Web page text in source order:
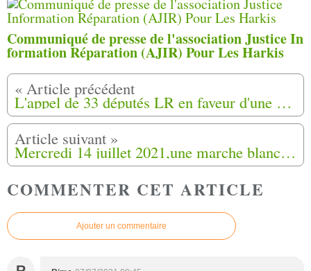
Communiqué de presse de l'association Justice In
formation Réparation (AJIR) Pour Les Harkis
L'appel de 33 députés LR en faveur d'une "indemnisation spéciale" pour les harkis
Mercredi 14 juillet 2021,une marche blanche est organisée au cimetière oublié du camp de Saint-Maurice-l ’Ardoise (30)
COMMENTER CET ARTICLE
Ajouter un commentaire